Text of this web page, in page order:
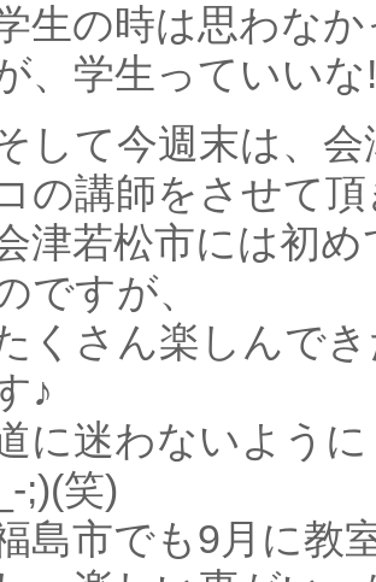
生の時は思わな
、学生っていいな
して今週末は、
の講師をさせて
津若松市には初
ですが、
くさん楽しんで
♪
に迷わないよう
_-;)(笑)
島市でも9月に教